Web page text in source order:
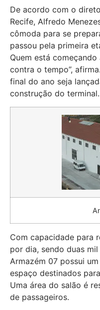
De acordo com o
Recife, Alfredo
cômoda para se
passou pela primeira
Quem está
contra o tempo”,
final do ano seja
construção do terminal.
Com capacidade para
por dia, sendo duas
Armazém 07 possui
espaço destinados
Uma área do salão é
de passageiros.